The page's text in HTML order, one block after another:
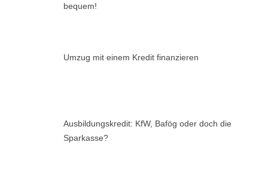
bequem!
Umzug mit einem Kredit finanzieren
Ausbildungskredit: KfW, Bafög oder doch die
Sparkasse?